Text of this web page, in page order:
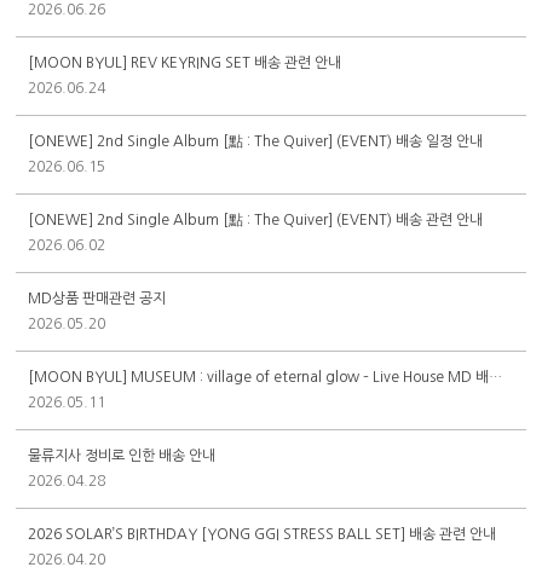
2026.06.26
[MOON BYUL] REV KEYRING SET 배송 관련 안내
2026.06.24
[ONEWE] 2nd Single Album [點 : The Quiver] (EVENT) 배송 일정 안내
2026.06.15
[ONEWE] 2nd Single Album [點 : The Quiver] (EVENT) 배송 관련 안내
2026.06.02
MD상품 판매관련 공지
2026.05.20
[MOON BYUL] MUSEUM : village of eternal glow – Live House MD 배송 관련 안내
2026.05.11
물류지사 정비로 인한 배송 안내
2026.04.28
2026 SOLAR’S BIRTHDAY [YONG GGI STRESS BALL SET] 배송 관련 안내
2026.04.20